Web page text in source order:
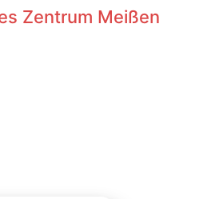
Zentrum Meißen